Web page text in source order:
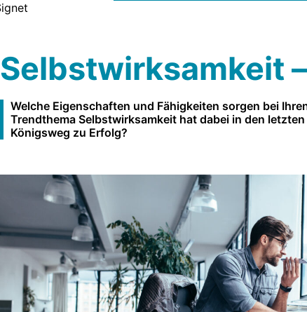
Selbstwirksamkeit
Welche Eigenschaften und Fähigkeiten sorgen bei
Trendthema Selbstwirksamkeit hat dabei in den
Königsweg zu Erfolg?